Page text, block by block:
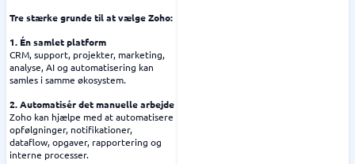
Tre stærke grunde til at vælge Zoho:
1. Én samlet platform
CRM, support, projekter, marketing,
analyse, AI og automatisering kan
samles i samme økosystem.
2. Automatisér det manuelle arbejde
Zoho kan hjælpe med at automatisere
opfølgninger, notifikationer,
dataflow, opgaver, rapportering og
interne processer.